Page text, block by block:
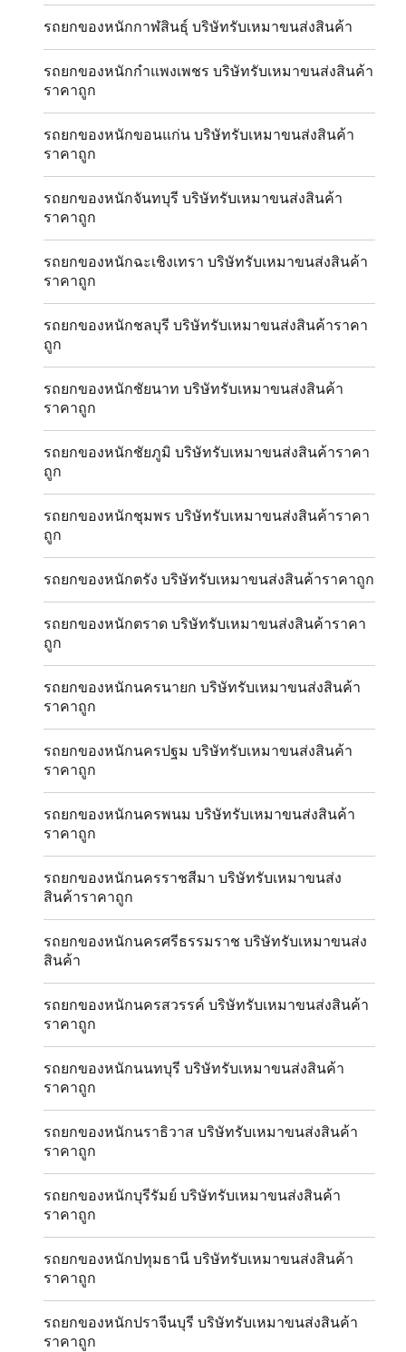
รถยกของหนักกาฬสินธุ์ บริษัทรับเหมาขนส่งสินค้า
รถยกของหนักกำแพงเพชร บริษัทรับเหมาขนส่งสินค้า
ราคาถูก
รถยกของหนักขอนแก่น บริษัทรับเหมาขนส่งสินค้า
ราคาถูก
รถยกของหนักจันทบุรี บริษัทรับเหมาขนส่งสินค้า
ราคาถูก
รถยกของหนักฉะเชิงเทรา บริษัทรับเหมาขนส่งสินค้า
ราคาถูก
รถยกของหนักชลบุรี บริษัทรับเหมาขนส่งสินค้าราคา
ถูก
รถยกของหนักชัยนาท บริษัทรับเหมาขนส่งสินค้า
ราคาถูก
รถยกของหนักชัยภูมิ บริษัทรับเหมาขนส่งสินค้าราคา
ถูก
รถยกของหนักชุมพร บริษัทรับเหมาขนส่งสินค้าราคา
ถูก
รถยกของหนักตรัง บริษัทรับเหมาขนส่งสินค้าราคาถูก
รถยกของหนักตราด บริษัทรับเหมาขนส่งสินค้าราคา
ถูก
รถยกของหนักนครนายก บริษัทรับเหมาขนส่งสินค้า
ราคาถูก
รถยกของหนักนครปฐม บริษัทรับเหมาขนส่งสินค้า
ราคาถูก
รถยกของหนักนครพนม บริษัทรับเหมาขนส่งสินค้า
ราคาถูก
รถยกของหนักนครราชสีมา บริษัทรับเหมาขนส่ง
สินค้าราคาถูก
รถยกของหนักนครศรีธรรมราช บริษัทรับเหมาขนส่ง
สินค้า
รถยกของหนักนครสวรรค์ บริษัทรับเหมาขนส่งสินค้า
ราคาถูก
รถยกของหนักนนทบุรี บริษัทรับเหมาขนส่งสินค้า
ราคาถูก
รถยกของหนักนราธิวาส บริษัทรับเหมาขนส่งสินค้า
ราคาถูก
รถยกของหนักบุรีรัมย์ บริษัทรับเหมาขนส่งสินค้า
ราคาถูก
รถยกของหนักปทุมธานี บริษัทรับเหมาขนส่งสินค้า
ราคาถูก
รถยกของหนักปราจีนบุรี บริษัทรับเหมาขนส่งสินค้า
ราคาถูก